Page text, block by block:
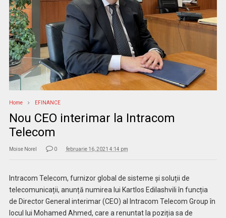
Home EFINANCE
Nou CEO interimar la Intracom
Telecom
Moise Norel 0 februarie 16, 2021 4:14 pm
Intracom Telecom, furnizor global de sisteme și soluții de
telecomunicații, anunță numirea lui Kartlos Edilashvili în funcția
de Director General interimar (CEO) al Intracom Telecom Group în
locul lui Mohamed Ahmed, care a renuntat la poziția sa de